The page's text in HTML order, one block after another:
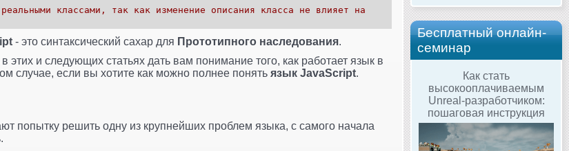
Бесплатный онлайн-
семинар
Как стать
высокооплачиваемым
Unreal-разработчиком:
пошаговая инструкция
классами, так как изменение описания класса не влияет на
- это синтаксический сахар для Прототипного наследования.
этих и следующих статьях дать вам понимание того, как работает язык в
случае, если вы хотите как можно полнее понять язык JavaScript.
попытку решить одну из крупнейших проблем языка, с самого начала